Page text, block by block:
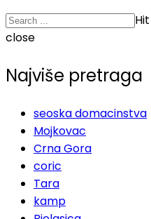
close
Najviše pretraga
seoska domacinstva
Mojkovac
Crna Gora
coric
Tara
kamp